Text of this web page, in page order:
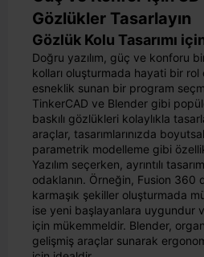
Gözlükler Tasarlayın
Gözlük Kolu Tasarımı
Doğru yazılım, güç ve konforu
kolları oluşturmada hayati bir
esneklik sunan bir program
TinkerCAD ve Blender gibi
baskılı gözlükleri kolaylıkla
araçlar, tasarımlarınızda
parametrik modelleme gibi
Yazılım seçerken, ayrıntılı
odaklanın. Örneğin, Fusion 360
karmaşık şekiller oluşturmada
ise yeni başlayanlara uygundur
için mükemmeldir. Blender,
gelişmiş araçlar sunarak